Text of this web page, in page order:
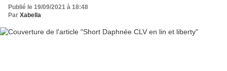
Publié le 19/09/2021 à 18:48
Par Xabella